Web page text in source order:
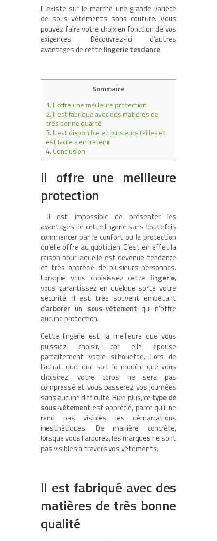
Il existe sur le marché une grande variété
de sous-vêtements sans couture. Vous
pouvez faire votre choix en fonction de vos
exigences. Découvrez-ici d’autres
avantages de cette lingerie tendance.
Sommaire
1.Il offre une meilleure protection
2.Il est fabriqué avec des matières de
très bonne qualité
3.Il est disponible en plusieurs tailles et
est facile à entretenir
4.Conclusion
Il offre une meilleure
protection
Il est impossible de présenter les
avantages de cette lingerie sans toutefois
commencer par le confort ou la protection
qu’elle offre au quotidien. C’est en effet la
raison pour laquelle est devenue tendance
et très apprécié de plusieurs personnes.
Lorsque vous choisissez cette lingerie,
vous garantissez en quelque sorte votre
sécurité. Il est très souvent embêtant
d’arborer un sous-vêtement qui n’offre
aucune protection.
Cette lingerie est la meilleure que vous
puissiez choisir, car elle épouse
parfaitement votre silhouette. Lors de
l’achat, quel que soit le modèle que vous
choisirez, votre corps ne sera pas
compressé et vous passerez vos journées
sans aucune difficulté. Bien plus, ce type de
sous-vêtement est apprécié, parce qu’il ne
rend pas visibles les démarcations
inesthétiques. De manière concrète,
lorsque vous l’arborez, les marques ne sont
pas visibles à travers vos vêtements.
Il est fabriqué avec des
matières de très bonne
qualité